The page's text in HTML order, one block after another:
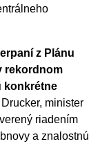
z Plánu
rekordnom
konkrétne
minister
riadením
a znalostnú